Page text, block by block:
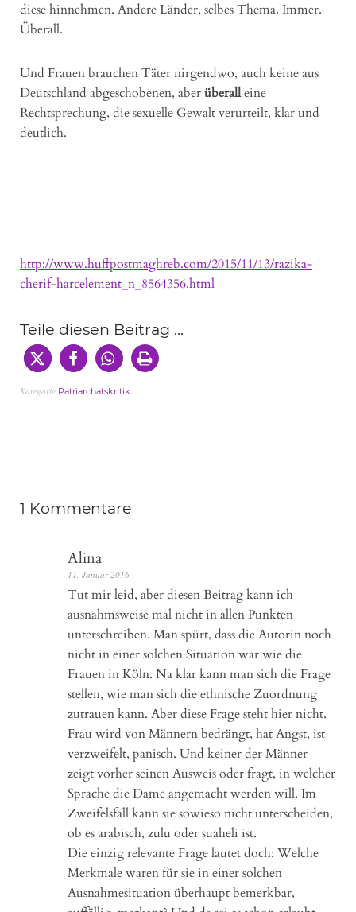
diese hinnehmen. Andere Länder, selbes Thema. Immer.
Überall.
Und Frauen brauchen Täter nirgendwo, auch keine aus
Deutschland abgeschobenen, aberüberalleine
Rechtsprechung, die sexuelle Gewalt verurteilt, klar und
deutlich.
http://www.huffpostmaghreb.com/2015/11/13/razika-
cherif-harcelement_n_8564356.html
Teile diesen Beitrag ...
Kategorie Patriarchatskritik
1 Kommentare
Alina
11. Januar 2016
Tut mir leid, aber diesen Beitrag kann ich
ausnahmsweise mal nicht in allen Punkten
unterschreiben. Man spürt, dass die Autorin noch
nicht in einer solchen Situation war wie die
Frauen in Köln. Na klar kann man sich die Frage
stellen, wie man sich die ethnische Zuordnung
zutrauen kann. Aber diese Frage steht hier nicht.
Frau wird von Männern bedrängt, hat Angst, ist
verzweifelt, panisch. Und keiner der Männer
zeigt vorher seinen Ausweis oder fragt, in welcher
Sprache die Dame angemacht werden will. Im
Zweifelsfall kann sie sowieso nicht unterscheiden,
ob es arabisch, zulu oder suaheli ist.
Die einzig relevante Frage lautet doch: Welche
Merkmale waren für sie in einer solchen
Ausnahmesituation überhaupt bemerkbar,